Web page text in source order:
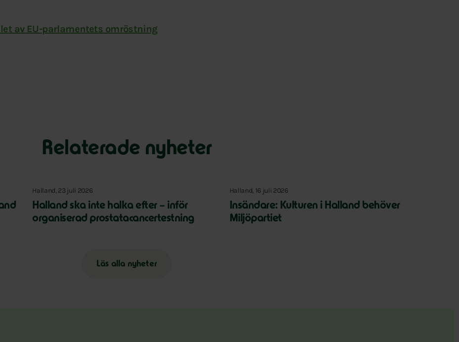
av EU-parlamentets omröstning
Relaterade nyheter
Halland, 23 juli 2026
Halland ska inte halka efter – inför
organiserad prostatacancertestning
Halland, 16 juli 2026
Insändare: Kulturen i Halland behöver
Miljöpartiet
Läs alla nyheter